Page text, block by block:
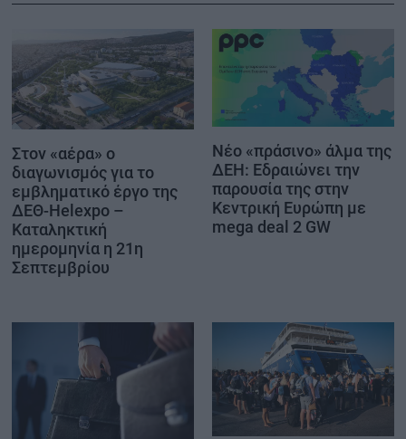
Στον «αέρα» ο
διαγωνισμός για το
εμβληματικό έργο της
ΔΕΘ-Helexpo –
Καταληκτική
ημερομηνία η 21η
Σεπτεμβρίου
Νέο «πράσινο» άλμα της
ΔΕΗ: Εδραιώνει την
παρουσία της στην
Κεντρική Ευρώπη με
mega deal 2 GW